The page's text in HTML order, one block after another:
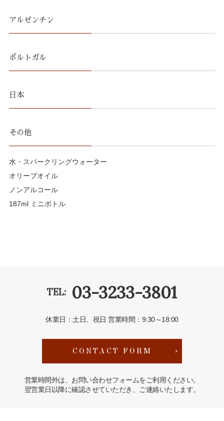
アルゼンチン
ポルトガル
日本
その他
水・スパークリングウォーター
オリーブオイル
ノンアルコール
187ml ミニボトル
TEL: 03-3233-3801
休業日：土日、祝日営業時間：9:30～18:00
CONTACT FORM
営業時間外は、お問い合わせフォームをご利用ください。
翌営業日以降に確認させていただき、ご連絡いたします。